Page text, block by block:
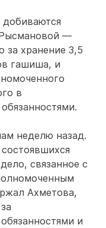
добиваются
―
за хранение 3,5
гашиша, и
в
неделю назад.
связанное с
Ахметова,
и